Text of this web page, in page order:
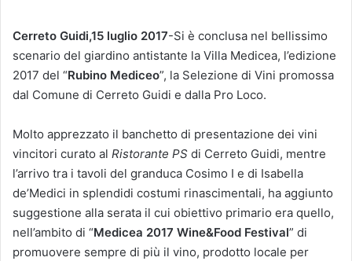
Cerreto Guidi,15 luglio 2017-Si è conclusa nel bellissimo
scenario del giardino antistante la Villa Medicea, l’edizione
2017 del “Rubino Mediceo”, la Selezione di Vini promossa
dal Comune di Cerreto Guidi e dalla Pro Loco.
Molto apprezzato il banchetto di presentazione dei vini
vincitori curato al Ristorante PS di Cerreto Guidi, mentre
l’arrivo tra i tavoli del granduca Cosimo I e di Isabella
de’Medici in splendidi costumi rinascimentali, ha aggiunto
suggestione alla serata il cui obiettivo primario era quello,
nell’ambito di “Medicea 2017 Wine&Food Festival” di
promuovere sempre di più il vino, prodotto locale per